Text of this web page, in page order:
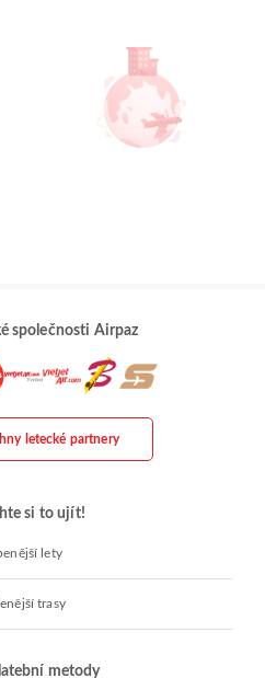
společnosti Airpaz
letecké partnery
si to ujít!
lety
trasy
metody